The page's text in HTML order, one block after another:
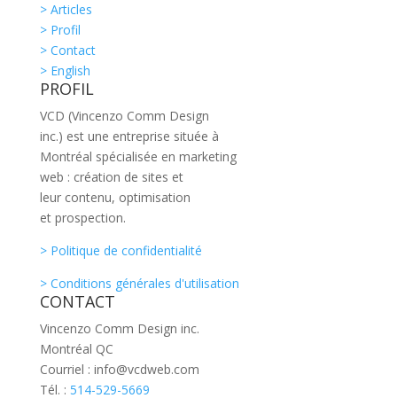
> Articles
> Profil
> Contact
> English
PROFIL
VCD (Vincenzo Comm Design
inc.) est une entreprise située à
Montréal spécialisée en marketing
web : création de sites et
leur contenu, optimisation
et prospection.
> Politique de confidentialité
> Conditions générales d'utilisation
CONTACT
Vincenzo Comm Design inc.
Montréal QC
Courriel : info@vcdweb.com
Tél. : 514-529-5669